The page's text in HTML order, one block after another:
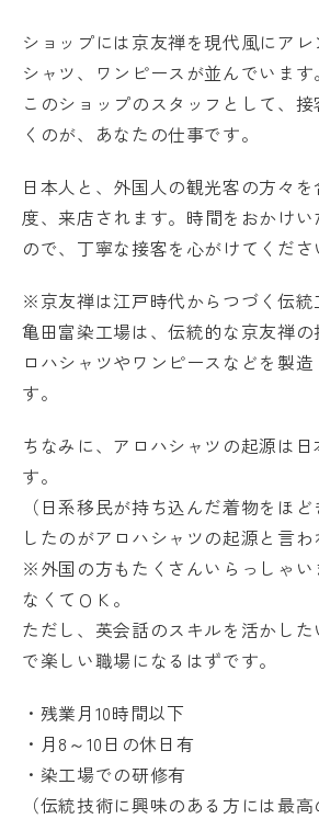
ショップには京友禅を現代風にア
シャツ、ワンピースが並んでいます。
このショップのスタッフとして、
くのが、あなたの仕事です。
日本人と、外国人の観光客の方々を
度、来店されます。 時間をおかけ
ので、丁寧な接客を心がけてくださ
※京友禅は江戸時代からつづく伝統
亀田富染工場は、伝統的な京友禅
ロハシャツやワンピースなどを製
す。
ちなみに、アロハシャツの起源は
す。
（日系移民が持ち込んだ着物をほ
したのがアロハシャツの起源と言わ
※外国の方もたくさんいらっしゃい
なくてＯＫ。
ただし、英会話のスキルを活かし
で楽しい職場になるはずです。
・残業月10時間以下
・月8～10日の休日有
・染工場での研修有
（伝統技術に興味のある方には最高